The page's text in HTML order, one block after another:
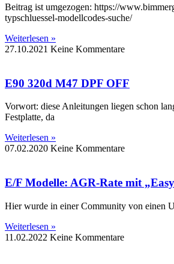
Beitrag ist umgezogen: https://
typschluessel-modellcodes-suche/
Weiterlesen »
27.10.2021 Keine Kommentare
E90 320d M47 DPF OFF
Vorwort: diese Anleitungen liegen schon
Festplatte, da
Weiterlesen »
07.02.2020 Keine Kommentare
E/F Modelle: AGR-Rate mit
Hier wurde in einer Community von einen
Weiterlesen »
11.02.2022 Keine Kommentare